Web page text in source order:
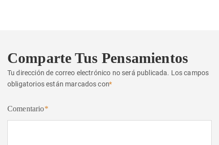
Comparte Tus Pensamientos
Tu dirección de correo electrónico no será publicada. Los campos
obligatorios están marcados con*
Comentario*